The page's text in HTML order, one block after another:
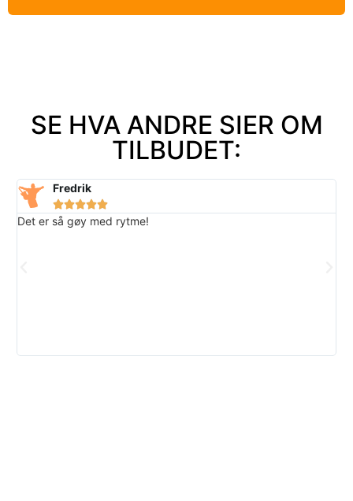
SE HVA ANDRE SIER OM
TILBUDET:
Fredrik

Det er så gøy med rytme!